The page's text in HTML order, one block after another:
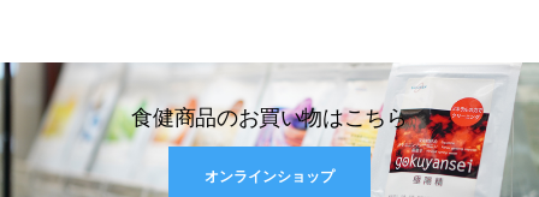
食健商品のお買い物はこちら
オンラインショップ